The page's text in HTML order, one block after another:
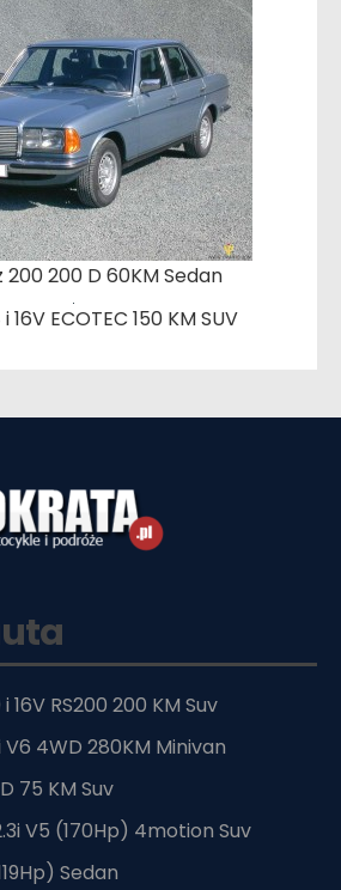
200 D 60KM Sedan
ECOTEC 150 KM SUV
RS200 200 KM Suv
4WD 280KM Minivan
75 KM Suv
V5 (170Hp) 4motion Suv
Sedan